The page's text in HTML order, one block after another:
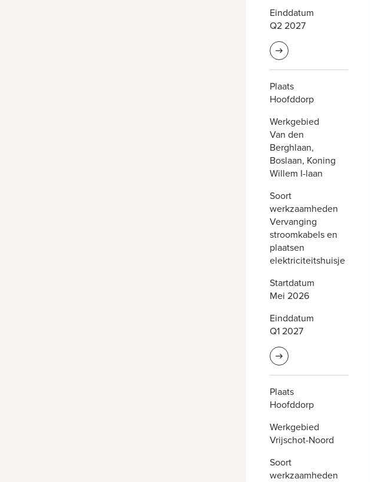
Einddatum
Q2 2027
Plaats
Hoofddorp
Werkgebied
Van den
Berghlaan,
Boslaan, Koning
Willem I-laan
Soort
werkzaamheden
Vervanging
stroomkabels en
plaatsen
elektriciteitshuisje
Startdatum
Mei 2026
Einddatum
Q1 2027
Plaats
Hoofddorp
Werkgebied
Vrijschot-Noord
Soort
werkzaamheden